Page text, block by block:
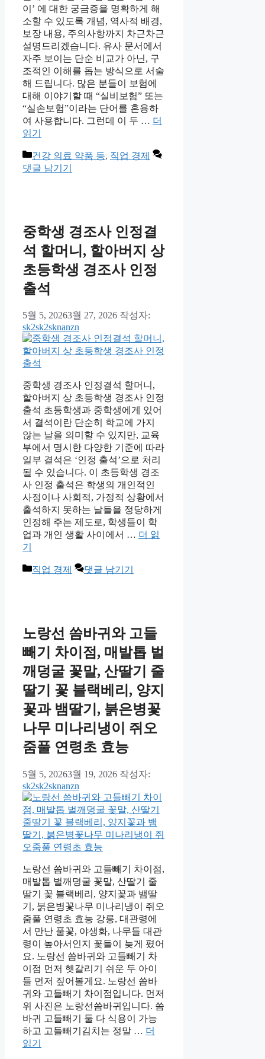
이’ 에 대한 궁금증을 명확하게 해
소할 수 있도록 개념, 역사적 배경,
보장 내용, 주의사항까지 차근차근
설명드리겠습니다. 유사 문서에서
자주 보이는 단순 비교가 아닌, 구
조적인 이해를 돕는 방식으로 서술
해 드립니다. ​많은 분들이 보험에
대해 이야기할 때 “실비보험” 또는
“실손보험”이라는 단어를 혼용하
여 사용합니다. 그런데 이 두 … 더
읽기
카
테
건강 의료 약품 등, 직업 경제
댓글 남기기
중학생 경조사 인정결
석 할머니, 할아버지 상
초등학생 경조사 인정
출석
5월 5, 20263월 27, 2026 작성자:
sk2sk2sknanzn
중학생 경조사 인정결석 할머니,
할아버지 상 초등학생 경조사 인정
출석 초등학생과 중학생에게 있어
서 결석이란 단순히 학교에 가지
않는 날을 의미할 수 있지만, 교육
부에서 명시한 다양한 기준에 따라
일부 결석은 ‘인정 출석’으로 처리
될 수 있습니다. 이 초등학생 경조
사 인정 출석은 학생의 개인적인
사정이나 사회적, 가정적 상황에서
출석하지 못하는 날들을 정당하게
인정해 주는 제도로, 학생들이 학
업과 개인 생활 사이에서 … 더 읽
기
카
직업 경제 댓글 남기기
노랑선 씀바귀와 고들
빼기 차이점, 매발톱 벌
깨덩굴 꽃말, 산딸기 줄
딸기 꽃 블랙베리, 양지
꽃과 뱀딸기, 붉은병꽃
나무 미나리냉이 쥐오
줌풀 연령초 효능
5월 5, 20263월 19, 2026 작성자:
sk2sk2sknanzn
노랑선 씀바귀와 고들빼기 차이점,
매발톱 벌깨덩굴 꽃말, 산딸기 줄
딸기 꽃 블랙베리, 양지꽃과 뱀딸
기, 붉은병꽃나무 미나리냉이 쥐오
줌풀 연령초 효능 강릉, 대관령에
서 만난 풀꽃, 야생화, 나무들 대관
령이 높아서인지 꽃들이 늦게 폈어
요. 노랑선 씀바귀와 고들빼기 차
이점 먼저 헷갈리기 쉬운 두 아이
들 먼저 짚어볼게요. 노랑선 씀바
귀와 고들빼기 차이점입니다. 먼저
위 사진은 노랑선씀바귀입니다. 씀
바귀 고들빼기 둘 다 식용이 가능
하고 고들빼기김치는 정말 … 더
읽기